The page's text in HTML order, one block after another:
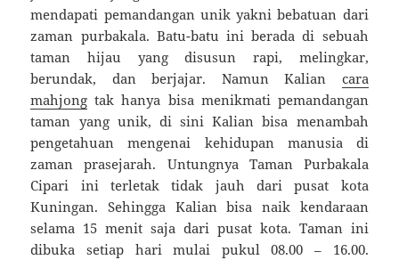
mendapati pemandangan unik yakni bebatuan dari
zaman purbakala. Batu-batu ini berada di sebuah
taman hijau yang disusun rapi, melingkar,
berundak, dan berjajar. Namun Kalian cara
mahjong tak hanya bisa menikmati pemandangan
taman yang unik, di sini Kalian bisa menambah
pengetahuan mengenai kehidupan manusia di
zaman prasejarah. Untungnya Taman Purbakala
Cipari ini terletak tidak jauh dari pusat kota
Kuningan. Sehingga Kalian bisa naik kendaraan
selama 15 menit saja dari pusat kota. Taman ini
dibuka setiap hari mulai pukul 08.00 – 16.00.